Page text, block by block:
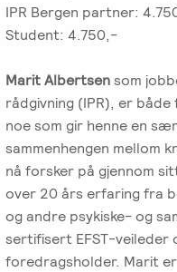
Kursbevis
-
IPR Bergen partner:
Student: 4.750,-
Marit Albertsensom
rådgivning (IPR), er
noe som gir henne en
sammenhengen mellom
nå forsker på gjennom
over 20 års erfaring fra
og andre psykiske- og
sertifisert EFST-veileder
foredragsholder. Marit